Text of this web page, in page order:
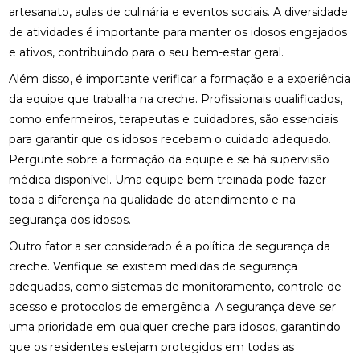
artesanato, aulas de culinária e eventos sociais. A diversidade
de atividades é importante para manter os idosos engajados
e ativos, contribuindo para o seu bem-estar geral.
Além disso, é importante verificar a formação e a experiência
da equipe que trabalha na creche. Profissionais qualificados,
como enfermeiros, terapeutas e cuidadores, são essenciais
para garantir que os idosos recebam o cuidado adequado.
Pergunte sobre a formação da equipe e se há supervisão
médica disponível. Uma equipe bem treinada pode fazer
toda a diferença na qualidade do atendimento e na
segurança dos idosos.
Outro fator a ser considerado é a política de segurança da
creche. Verifique se existem medidas de segurança
adequadas, como sistemas de monitoramento, controle de
acesso e protocolos de emergência. A segurança deve ser
uma prioridade em qualquer creche para idosos, garantindo
que os residentes estejam protegidos em todas as